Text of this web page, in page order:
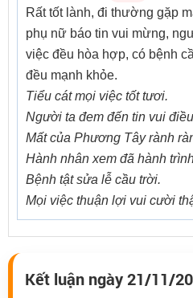
Rất tốt lành, đi thường gặp
phụ nữ báo tin vui mừng,
việc đều hòa hợp, có bệnh
đều mạnh khỏe.
Tiểu cát mọi việc tốt tươi.
Người ta đem đến tin vui
Mất của Phương Tây rành
Hành nhân xem đã hành
Bệnh tật sửa lễ cầu trời.
Mọi việc thuận lợi vui cười
Kết luận ngày 21/11/